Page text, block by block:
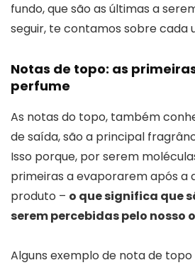
fundo, que são as últimas a
seguir, te contamos sobre cada
Notas de topo: as
perfume
As notas do topo, também
de saída, são a principal
Isso porque, por serem
primeiras a evaporarem após a
produto – o que significa que
serem percebidas pelo nosso
Alguns exemplo de nota de topo